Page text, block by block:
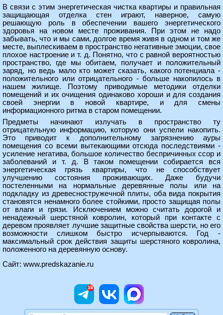
В связи с этим энергетическая чистка квартиры и правильная
защищающая отделка стен играют, наверное, самую
решающую роль в обеспечении вашего энергетического
здоровья на новом месте проживания. При этом не надо
забывать, что и мы сами, долгое время живя в одном и том же
месте, выплескиваем в пространство негативные эмоции, свое
плохое настроение и т. д. Понятно, что с равной вероятностью
пространство, где мы обитаем, получает и положительный
заряд, но ведь мало кто может сказать, какого потенциала -
положительного или отрицательного - больше накопилось в
нашем жилище. Поэтому приводимые методики отделки
помещений и их очищения одинаково хороши и для создания
своей энергии в новой квартире, и для смены
информационного ритма в старом помещении.
Предметы начинают излучать в пространство ту
отрицательную информацию, которую они успели накопить.
Это приводит к дополнительному загрязнению ауры
помещения со всеми вытекающими отсюда последствиями -
усиление негатива, большое количество беспричинных ссор и
заболеваний и т. д. В таком помещении собирается вся
энергетическая грязь квартиры, что не способствует
улучшению состояния проживающих. Даже будучи
постеленными на нормальные деревянные полы или на
подкладку из древесностружечной плиты, оба вида покрытия
становятся ненамного более стойкими, просто защищая полы
от влаги и грязи. Исключением можно считать дорогой и
ненадежный шерстяной ковролин, который при контакте с
деревом проявляет лучшие защитные свойства шерсти, но его
возможности слишком быстро исчерпываются. Год -
максимальный срок действия защиты шерстяного ковролина,
положенного на деревянную основу.
Сайт: www.predskazanie.ru